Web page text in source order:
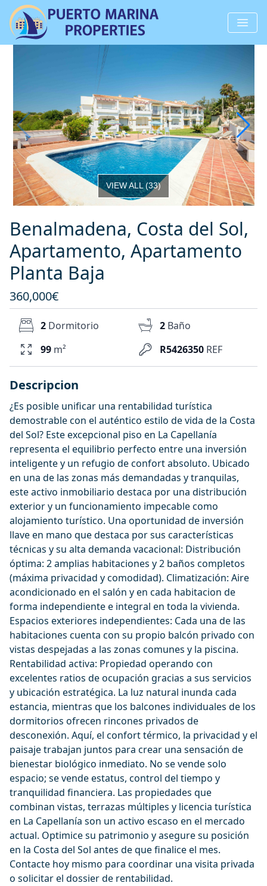
VIEW ALL(33)
Benalmadena, Costa del Sol,
Apartamento, Apartamento
Planta Baja
360,000€
R5426350 REF
2 Dormitorio 2 Baño
99 m²
Descripcion
¿Es posible unificar una rentabilidad turística
demostrable con el auténtico estilo de vida de la Costa
del Sol? Este excepcional piso en La Capellanía
representa el equilibrio perfecto entre una inversión
inteligente y un refugio de confort absoluto. Ubicado
en una de las zonas más demandadas y tranquilas,
este activo inmobiliario destaca por una distribución
exterior y un funcionamiento impecable como
alojamiento turístico. Una oportunidad de inversión
llave en mano que destaca por sus características
técnicas y su alta demanda vacacional: Distribución
óptima: 2 amplias habitaciones y 2 baños completos
(máxima privacidad y comodidad). Climatización: Aire
acondicionado en el salón y en cada habitacion de
forma independiente e integral en toda la vivienda.
Espacios exteriores independientes: Cada una de las
habitaciones cuenta con su propio balcón privado con
vistas despejadas a las zonas comunes y la piscina.
Rentabilidad activa: Propiedad operando con
excelentes ratios de ocupación gracias a sus servicios
y ubicación estratégica. La luz natural inunda cada
estancia, mientras que los balcones individuales de los
dormitorios ofrecen rincones privados de
desconexión. Aquí, el confort térmico, la privacidad y el
paisaje trabajan juntos para crear una sensación de
bienestar biológico inmediato. No se vende solo
espacio; se vende estatus, control del tiempo y
tranquilidad financiera. Las propiedades que
combinan vistas, terrazas múltiples y licencia turística
en La Capellanía son un activo escaso en el mercado
actual. Optimice su patrimonio ‌y ‌asegure ‌su ‌posición
‌en la Costa del Sol ‌antes ‌de ‌que finalice el ‌mes.
‌Contacte ‌hoy ‌mismo para ‌coordinar ‌una visita ‌privada
‌o ‌solicitar ‌el ‌dossier ‌de ‌rentabilidad.